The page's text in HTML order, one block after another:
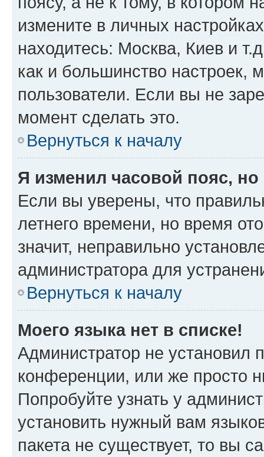
измените в личных
находитесь: Москва, Киев и
как и большинство настроек,
пользователи. Если вы не
момент сделать это.
Вернуться к началу
Я изменил часовой пояс,
Если вы уверены, что
летнего времени, но время
значит, неправильно
администратора для
Вернуться к началу
Моего языка нет в списке!
Администратор не установил
конференции, или же просто
Попробуйте узнать у
установить нужный вам
пакета не существует, то вы